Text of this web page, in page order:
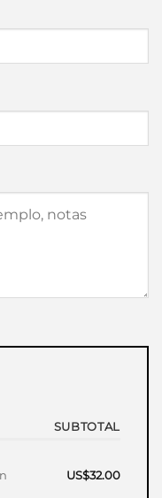
SUBTOTAL
US$32.00